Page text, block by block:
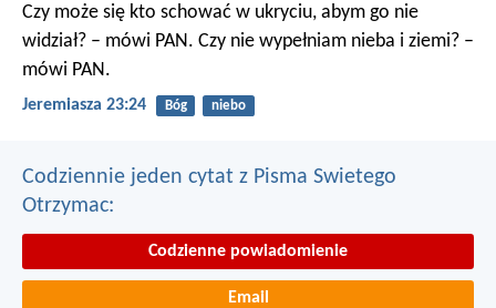
Czy może się kto schować w ukryciu, abym go nie
widział? – mówi PAN. Czy nie wypełniam nieba i ziemi? –
mówi PAN.
Jeremiasza 23:24 Bóg niebo
Codziennie jeden cytat z Pisma Swietego
Otrzymac:
Codzienne powiadomienie
Email